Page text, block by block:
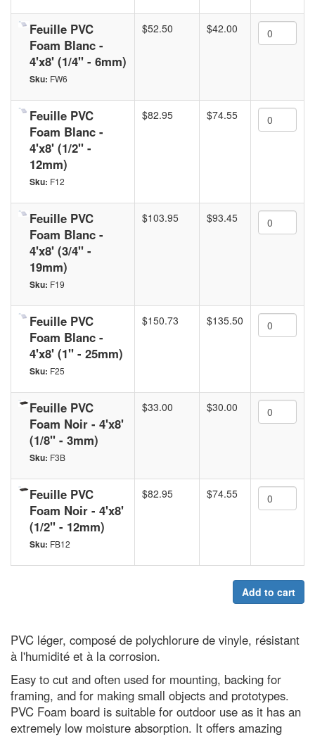
Feuille PVC
Foam Blanc -
4'x8' (1/4'' - 6mm)
Sku: FW6
$52.50 $42.00
Feuille PVC
Foam Blanc -
4'x8' (1/2'' -
12mm)
Sku: F12
$82.95 $74.55
Feuille PVC
Foam Blanc -
4'x8' (3/4'' -
19mm)
Sku: F19
$103.95 $93.45
Feuille PVC
Foam Blanc -
4'x8' (1'' - 25mm)
Sku: F25
$150.73 $135.50
Feuille PVC
Foam Noir - 4'x8'
(1/8'' - 3mm)
Sku: F3B
$33.00 $30.00
Feuille PVC
Foam Noir - 4'x8'
(1/2'' - 12mm)
Sku: FB12
$82.95 $74.55
Add to cart
PVC léger, composé de polychlorure de vinyle, résistant
à l'humidité et à la corrosion.
Easy to cut and often used for mounting, backing for
framing, and for making small objects and prototypes.
PVC Foam board is suitable for outdoor use as it has an
extremely low moisture absorption. It offers amazing